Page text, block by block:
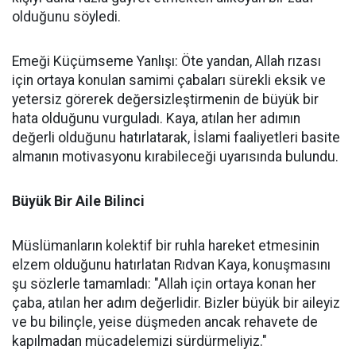
olduğunu söyledi.
Emeği Küçümseme Yanlışı: Öte yandan, Allah rızası
için ortaya konulan samimi çabaları sürekli eksik ve
yetersiz görerek değersizleştirmenin de büyük bir
hata olduğunu vurguladı. Kaya, atılan her adımın
değerli olduğunu hatırlatarak, İslami faaliyetleri basite
almanın motivasyonu kırabileceği uyarısında bulundu.
Büyük Bir Aile Bilinci
Müslümanların kolektif bir ruhla hareket etmesinin
elzem olduğunu hatırlatan Rıdvan Kaya, konuşmasını
şu sözlerle tamamladı: "Allah için ortaya konan her
çaba, atılan her adım değerlidir. Bizler büyük bir aileyiz
ve bu bilinçle, yeise düşmeden ancak rehavete de
kapılmadan mücadelemizi sürdürmeliyiz."